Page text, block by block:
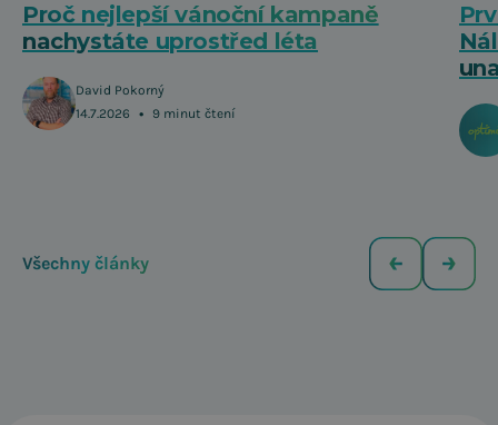
Proč nejlepší vánoční kampaně
nachystáte uprostřed léta
David Pokorný
14.7.2026
• 9 minut čtení
Všechny články